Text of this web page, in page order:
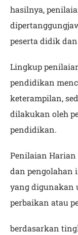
hasilnya,
peserta didik
Lingkup
pendidikan
keterampilan,
dilakukan oleh
pendidikan.
Penilaian Harian
dan pengolahan
yang digunakan
perbaikan atau
berdasarkan